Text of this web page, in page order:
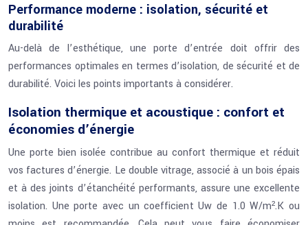
Performance moderne : isolation, sécurité et
durabilité
Au-delà de l’esthétique, une porte d’entrée doit offrir des
performances optimales en termes d’isolation, de sécurité et de
durabilité. Voici les points importants à considérer.
Isolation thermique et acoustique : confort et
économies d’énergie
Une porte bien isolée contribue au confort thermique et réduit
vos factures d’énergie. Le double vitrage, associé à un bois épais
et à des joints d’étanchéité performants, assure une excellente
isolation. Une porte avec un coefficient Uw de 1.0 W/m².K ou